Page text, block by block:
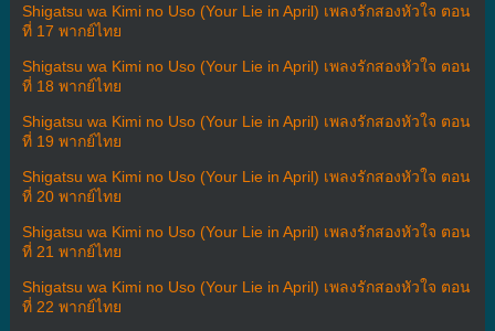
Shigatsu wa Kimi no Uso (Your Lie in April) เพลงรักสองหัวใจ ตอน
ที่ 17 พากย์ไทย
Shigatsu wa Kimi no Uso (Your Lie in April) เพลงรักสองหัวใจ ตอน
ที่ 18 พากย์ไทย
Shigatsu wa Kimi no Uso (Your Lie in April) เพลงรักสองหัวใจ ตอน
ที่ 19 พากย์ไทย
Shigatsu wa Kimi no Uso (Your Lie in April) เพลงรักสองหัวใจ ตอน
ที่ 20 พากย์ไทย
Shigatsu wa Kimi no Uso (Your Lie in April) เพลงรักสองหัวใจ ตอน
ที่ 21 พากย์ไทย
Shigatsu wa Kimi no Uso (Your Lie in April) เพลงรักสองหัวใจ ตอน
ที่ 22 พากย์ไทย